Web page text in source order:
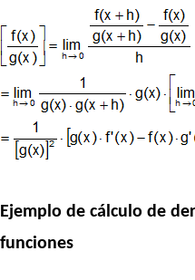
Ejemplo de cálculo de
funciones